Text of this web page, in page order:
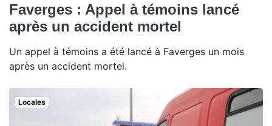
Faverges : Appel à témoins lancé
après un accident mortel
Un appel à témoins a été lancé à Faverges un mois
après un accident mortel.
Locales